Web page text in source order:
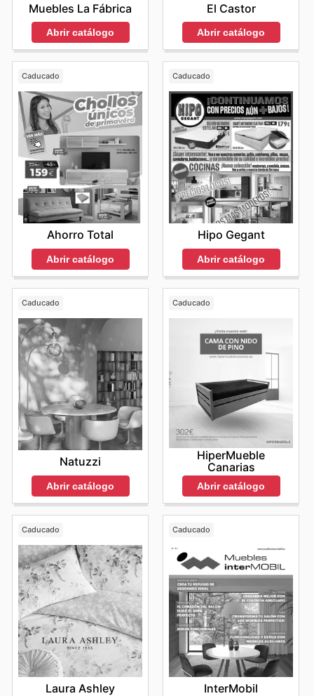
Muebles La Fábrica
Abrir catálogo
El Castor
Abrir catálogo
Caducado
Ahorro Total
Abrir catálogo
Caducado
Hipo Gegant
Abrir catálogo
Caducado
Natuzzi
Abrir catálogo
Caducado
HiperMueble
Canarias
Abrir catálogo
Caducado
Laura Ashley
Caducado
InterMobil